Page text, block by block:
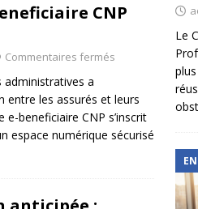
CNP
Commentaires fermés
administratives a
les assurés et leurs
beneficiaire CNP s’inscrit
espace numérique sécurisé
Le